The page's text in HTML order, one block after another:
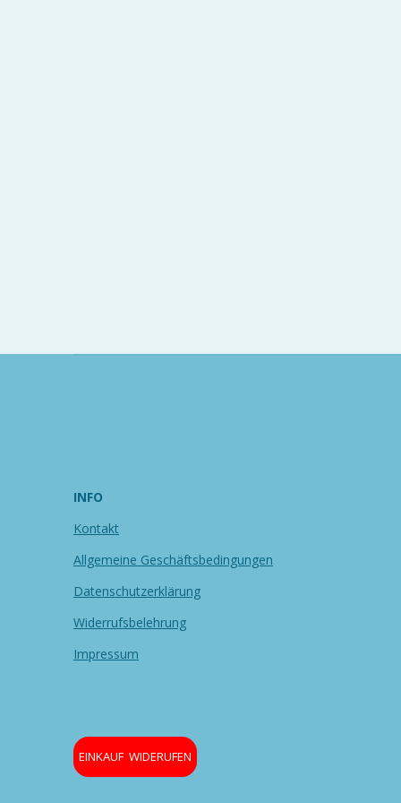
INFO
Kontakt
Allgemeine Geschäftsbedingungen
Datenschutzerklärung
Widerrufsbelehrung
Impressum
EINKAUF WIDERUFEN